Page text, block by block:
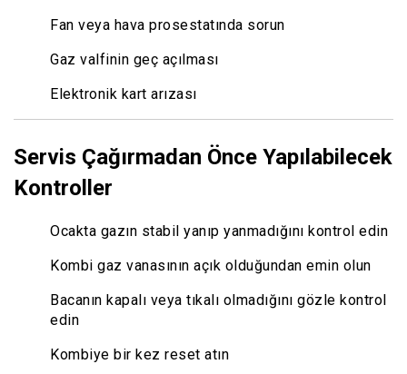
Fan veya hava prosestatında sorun
Gaz valfinin geç açılması
Elektronik kart arızası
Servis Çağırmadan Önce Yapılabilecek
Kontroller
Ocakta gazın stabil yanıp yanmadığını kontrol edin
Kombi gaz vanasının açık olduğundan emin olun
Bacanın kapalı veya tıkalı olmadığını gözle kontrol
edin
Kombiye bir kez reset atın